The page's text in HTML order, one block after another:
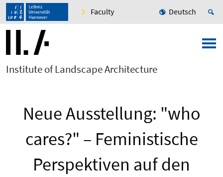
Faculty Deutsch
Institute of Landscape Architecture
Neue Ausstellung: "who
cares?" – Feministische
Perspektiven auf den